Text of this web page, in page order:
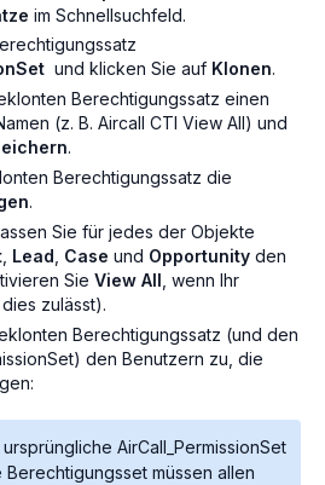
im Schnellsuchfeld.
und klicken Sie auf Klonen.
Berechtigungssatz einen
(z. B. Aircall CTI View All) und
.
Berechtigungssatz die
.
Sie für jedes der Objekte
Lead Case und Opportunity den
Sie View All , wenn Ihr
zulässt).
Berechtigungssatz (und den
) den Benutzern zu, die
AirCall_PermissionSet
müssen allen